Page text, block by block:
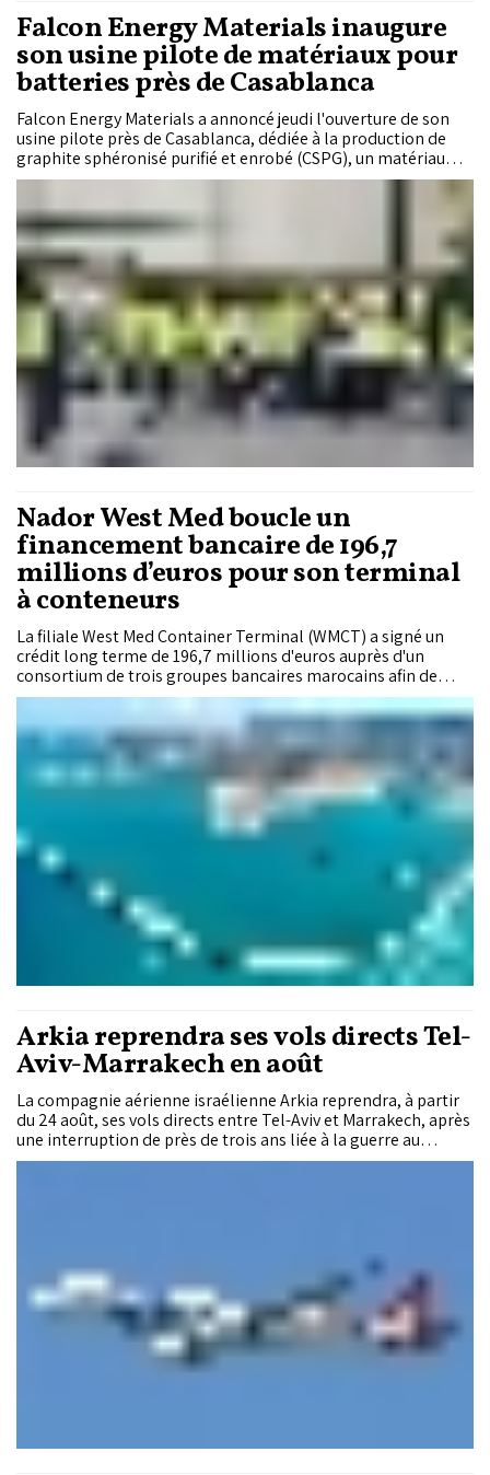
Falcon Energy Materials inaugure
son usine pilote de matériaux pour
batteries près de Casablanca
Falcon Energy Materials a annoncé jeudi l'ouverture de son
usine pilote près de Casablanca, dédiée à la production de
graphite sphéronisé purifié et enrobé (CSPG), un matériau
utilisé dans les anodes des batteries lithium-ion. Cette unité
clients potentiels, tout en préparant le développement d'une
future usine commerciale d'une capacité de 25.000 tonnes par
an.
Nador West Med boucle un
financement bancaire de 196,7
millions d’euros pour son terminal
à conteneurs
La filiale West Med Container Terminal (WMCT) a signé un
crédit long terme de 196,7 millions d'euros auprès d'un
consortium de trois groupes bancaires marocains afin de
financer une partie des investissements de la première
section du Terminal Est de Nador West Med, dont la mise en
service est prévue au dernier trimestre 2026.
Arkia reprendra ses vols directs Tel-
Aviv-Marrakech en août
La compagnie aérienne israélienne Arkia reprendra, à partir
du 24 août, ses vols directs entre Tel-Aviv et Marrakech, après
une interruption de près de trois ans liée à la guerre au
Moyen-Orient.